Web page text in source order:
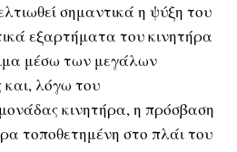
σημαντικά η ψύξη του
εξαρτήματα του κινητήρα
μέσω των μεγάλων
και, λόγω του
κινητήρα, η πρόσβαση
τοποθετημένη στο πλάι του